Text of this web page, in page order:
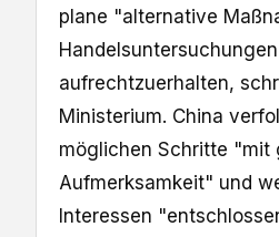
plane "alternative
aufrechtzuerhalten,
Ministerium. China
möglichen Schritte "mit
Aufmerksamkeit" und
Interessen